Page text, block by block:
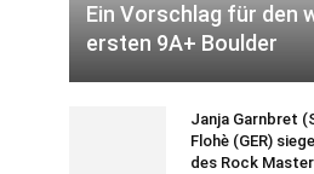
Ein Vorschlag für den
ersten 9A+ Boulder
Janja Garnbret
Flohè (GER)
des Rock